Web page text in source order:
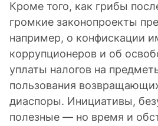
Кроме того, как грибы
громкие законопроекты
например, о конфискации
коррупционеров и об
уплаты налогов на
пользования
диаспоры. Инициативы,
полезные — но время и